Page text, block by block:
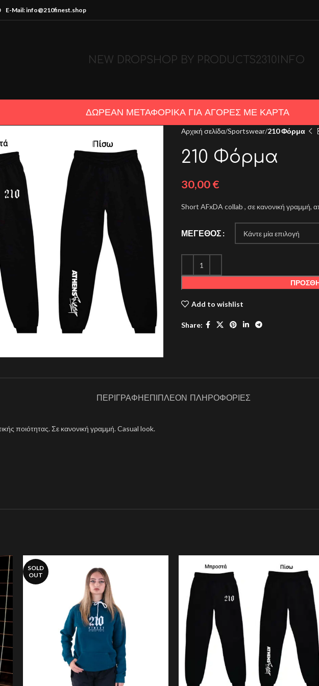
E-Mail: info@210finest.shop
NEW DROPSHOP BY PRODUCTS2310 INFO
ΔΩΡΕΑΝ ΜΕΤΑΦΟΡΙΚΑ ΓΙΑ ΑΓΟΡΕΣ ΜΕ ΚΑΡΤΑ
Αρχική σελίδα Sportswear 210 Φόρμα
210 Φόρμα
30,00€
Short AFxDA collab , σε κανονική γραμμή,
ΜΈΓΕΘΟΣ
Add to wishlist
Share:
ΠΕΡΙΓΡΑΦΉΕΠΙΠΛΈΟΝ ΠΛΗΡΟΦΟΡΊΕΣ
ποιότητας. Σε κανονική γραμμή. Casual look.
SOLD
OUT